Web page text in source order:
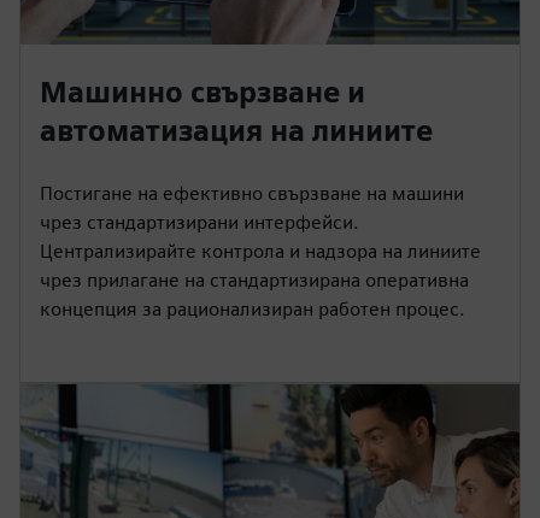
Машинно свързване и
автоматизация на линиите
Постигане на ефективно свързване на машини
чрез стандартизирани интерфейси.
Централизирайте контрола и надзора на линиите
чрез прилагане на стандартизирана оперативна
концепция за рационализиран работен процес.